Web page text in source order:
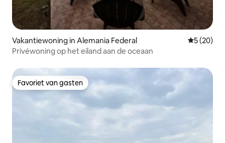
Vakantiewoning in Alemania Federal
5 (20)
Privéwoning op het eiland aan de oceaan
Favoriet van gasten
Favoriet van gasten